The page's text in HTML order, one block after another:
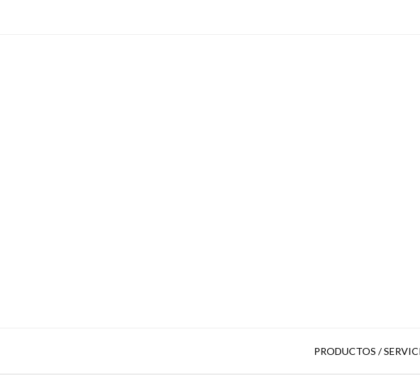
PRODUCTOS /